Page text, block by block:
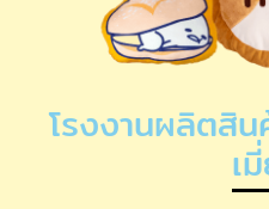
โรงงานผลิตสิ
เ